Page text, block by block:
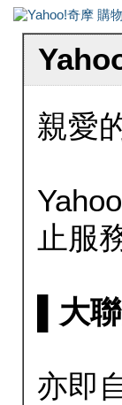
親愛
止服
▌大
亦即